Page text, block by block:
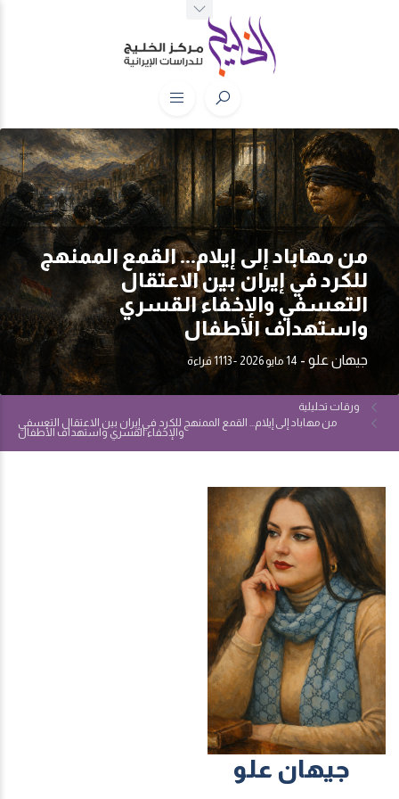
من مهاباد إلى إيلام... القمع الممنهج
للكرد في إيران بين الاعتقال
التعسفي والإخفاء القسري
واستهداف الأطفال
جيهان علو- 14 مايو 2026 - 1113 قراءة
ورقات تحليلية
من مهاباد إلى إيلام... القمع الممنهج للكرد في إيران بين الاعتقال التعسفي
والإخفاء القسري واستهداف الأطفال
جيهان علو